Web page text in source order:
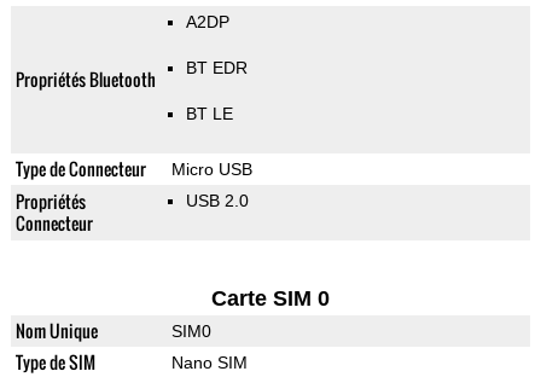
Propriétés Bluetooth
A2DP
BT EDR
BT LE
Type de Connecteur Micro USB
Propriétés
Connecteur
USB 2.0
Carte SIM 0
Nom Unique SIM0
Type de SIM Nano SIM